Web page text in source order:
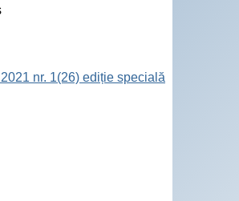
nr. 1(26) ediție specială